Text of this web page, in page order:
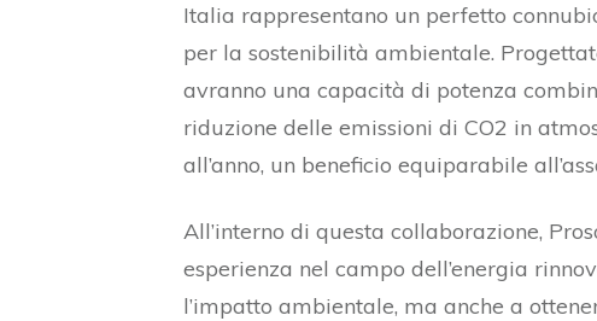
Italia rappresentano un perfetto
per la sostenibilità ambientale.
avranno una capacità di potenza
riduzione delle emissioni di CO2 in
all’anno, un beneficio equiparabile
All’interno di questa collaborazione,
esperienza nel campo dell’energia
l’impatto ambientale, ma anche a